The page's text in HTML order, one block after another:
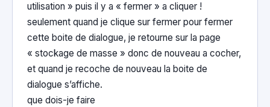
utilisation » puis il y a « fermer » a cliquer !
seulement quand je clique sur fermer pour fermer
cette boite de dialogue, je retourne sur la page
« stockage de masse » donc de nouveau a cocher,
et quand je recoche de nouveau la boite de
dialogue s’affiche.
que dois-je faire